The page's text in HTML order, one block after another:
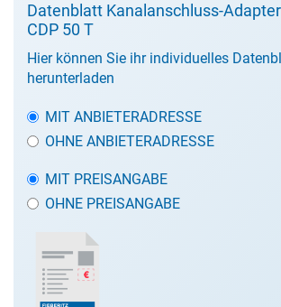
Datenblatt Kanalanschluss-
CDP 50 T
Hier können Sie ihr individuelles
herunterladen
MIT ANBIETERADRESSE
OHNE ANBIETERADRESSE
MIT PREISANGABE
OHNE PREISANGABE